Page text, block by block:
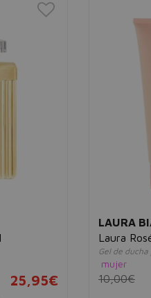
25,95€
LAURA
Laura
Gel de
mujer
10,00€